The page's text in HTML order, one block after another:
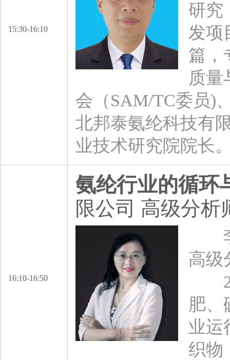
15:30-16:10
研究
发项
篇，
质量
会（SAM/TC委员)
北邦泰氨纶科技有
业技术研究院院长
16:10-16:50
氨纶行业的循环
限公司 高级分
李
高级
肥、
业运
织物